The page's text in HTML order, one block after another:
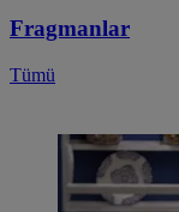
Fragmanlar
Tümü